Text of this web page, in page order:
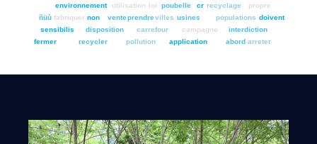
recyclage
poubelle
utilisation
environnement
populations
usines
cr
loi
prendrevilles
vente
non
fabriquer
propre
interdiction
campagne
carrefour
disposition
sensibilis
doivent
arreter
abord
application
pollution
recycler
fermer
ñüù